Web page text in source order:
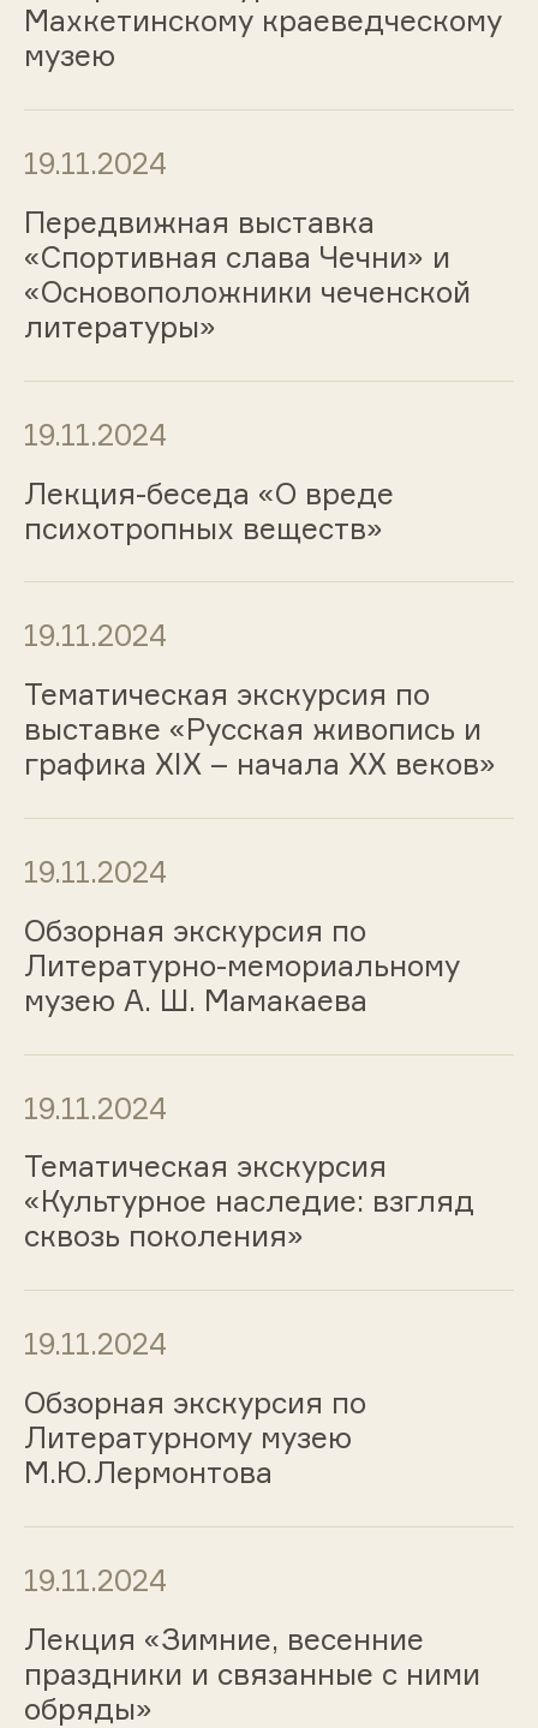
Махкетинскому краеведческому
музею
19.11.2024
Передвижная выставка
«Спортивная слава Чечни» и
«Основоположники чеченской
литературы»
19.11.2024
Лекция-беседа «О вреде
психотропных веществ»
19.11.2024
Тематическая экскурсия по
выставке «Русская живопись и
графика ХIХ – начала ХХ веков»
19.11.2024
Обзорная экскурсия по
Литературно-мемориальному
музею А. Ш. Мамакаева
19.11.2024
Тематическая экскурсия
«Культурное наследие: взгляд
сквозь поколения»
19.11.2024
Обзорная экскурсия по
Литературному музею
М.Ю.Лермонтова
19.11.2024
Лекция «Зимние, весенние
праздники и связанные с ними
обряды»